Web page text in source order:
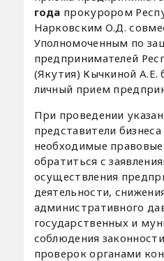
года прокурором
Нарковским О.Д.
Уполномоченным по
предпринимателей
(Якутия) Кычкиной А.Е.
личный прием
При проведении
представители
необходимые
обратиться с
осуществления
деятельности,
административного
государственных и
соблюдения
проверок органами